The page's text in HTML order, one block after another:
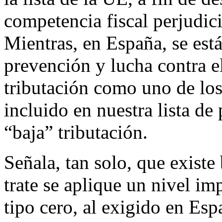
competencia fiscal
Mientras, en España, se
prevención y lucha contra
tributación como uno de
incluido en nuestra lista de
“baja” tributación.
Señala, tan solo, que
trate se aplique un nivel
tipo cero, al exigido en